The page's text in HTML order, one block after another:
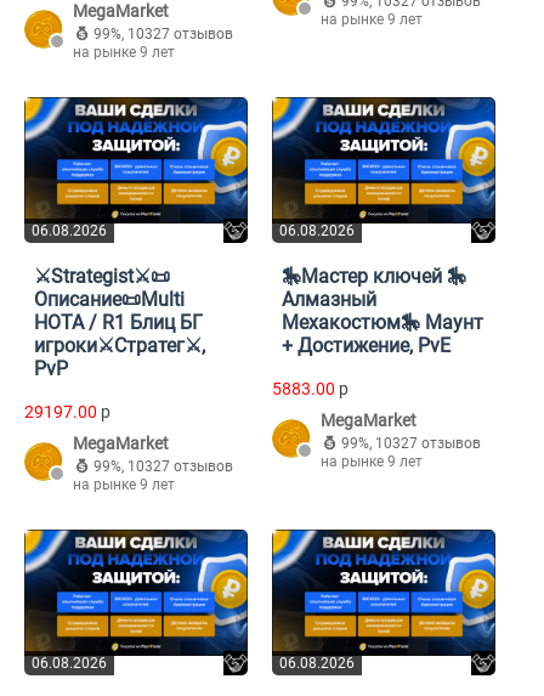
MegaMarket
99%, 10327 отзывов
на рынке 9 лет
на рынке 9 лет
06.08.2026
⚔️Strategist⚔️📜
Описание📜Multi
HOTA / R1 Блиц БГ
игроки⚔️Стратег⚔️,
PvP
29197.00 p
MegaMarket
99%, 10327 отзывов
на рынке 9 лет
06.08.2026
🎠Мастер ключей 🎠
Алмазный
Мехакостюм🎠 Маунт
+ Достижение, PvE
5883.00 p
MegaMarket
99%, 10327 отзывов
на рынке 9 лет
06.08.2026 06.08.2026